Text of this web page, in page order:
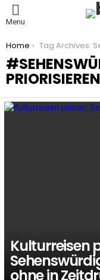
Menu
You are here:
Home Tag Archives: Sehenswürdigkeiten
PRIORISIEREN
Kulturreisen
ohne in